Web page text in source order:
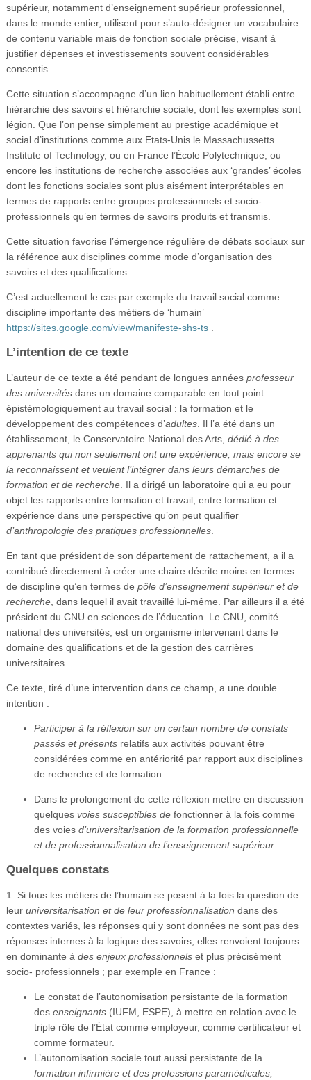
supérieur, notamment d’enseignement supérieur professionnel,
dans le monde entier, utilisent pour s’auto-désigner un vocabulaire
de contenu variable mais de fonction sociale précise, visant à
justifier dépenses et investissements souvent considérables
consentis.
Cette situation s’accompagne d’un lien habituellement établi entre
hiérarchie des savoirs et hiérarchie sociale, dont les exemples sont
légion. Que l’on pense simplement au prestige académique et
social d’institutions comme aux Etats-Unis le Massachussetts
Institute of Technology, ou en France l’École Polytechnique, ou
encore les institutions de recherche associées aux ‘grandes’ écoles
dont les fonctions sociales sont plus aisément interprétables en
termes de rapports entre groupes professionnels et socio-
professionnels qu’en termes de savoirs produits et transmis.
Cette situation favorise l’émergence régulière de débats sociaux sur
la référence aux disciplines comme mode d’organisation des
savoirs et des qualifications.
C’est actuellement le cas par exemple du travail social comme
discipline importante des métiers de ‘humain’
https://sites.google.com/view/manifeste-shs-ts.
L’intention de ce texte
L’auteur de ce texte a été pendant de longues années professeur
des universitésdans un domaine comparable en tout point
épistémologiquement au travail social : la formation et le
développement des compétences d’adultes. Il l’a été dans un
établissement, le Conservatoire National des Arts, dédié à des
apprenants qui non seulement ont une expérience, mais encore se
la reconnaissent et veulent l’intégrer dans leurs démarches de
formation et de recherche. Il a dirigé un laboratoire qui a eu pour
objet les rapports entre formation et travail, entre formation et
expérience dans une perspective qu’on peut qualifier
d’anthropologie des pratiques professionnelles.
En tant que président de son département de rattachement, a il a
contribué directement à créer une chaire décrite moins en termes
de discipline qu’en termes de pôle d’enseignement supérieur et de
recherche, dans lequel il avait travaillé lui-même. Par ailleurs il a été
président du CNU en sciences de l’éducation. Le CNU, comité
national des universités, est un organisme intervenant dans le
domaine des qualifications et de la gestion des carrières
universitaires.
Ce texte, tiré d’une intervention dans ce champ, a une double
intention :
Participer à la réflexion sur un certain nombre de constats
passés et présents relatifs aux activités pouvant être
considérées comme en antériorité par rapport aux disciplines
de recherche et de formation.
Dans le prolongement de cette réflexion mettre en discussion
quelques voies susceptibles defonctionner à la fois comme
des voies d’universitarisation de la formation professionnelle
et de professionnalisation de l’enseignement supérieur.
Quelques constats
1. Si tous les métiers de l’humain se posent à la fois la question de
leur universitarisation et de leur professionnalisation dans des
contextes variés, les réponses qui y sont données ne sont pas des
réponses internes à la logique des savoirs, elles renvoient toujours
en dominante à des enjeux professionnels et plus précisément
socio- professionnels ; par exemple en France :
Le constat de l’autonomisation persistante de la formation
des enseignants (IUFM, ESPE), à mettre en relation avec le
triple rôle de l’État comme employeur, comme certificateur et
comme formateur.
L’autonomisation sociale tout aussi persistante de la
formation infirmière et des professions paramédicales,